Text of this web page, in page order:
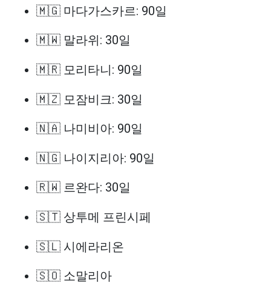
🇲🇬 마다가스카르: 90일
🇲🇼 말라위: 30일
🇲🇷 모리타니: 90일
🇲🇿 모잠비크: 30일
🇳🇦 나미비아: 90일
🇳🇬 나이지리아: 90일
🇷🇼 르완다: 30일
🇸🇹 상투메 프린시페
🇸🇱 시에라리온
🇸🇴 소말리아